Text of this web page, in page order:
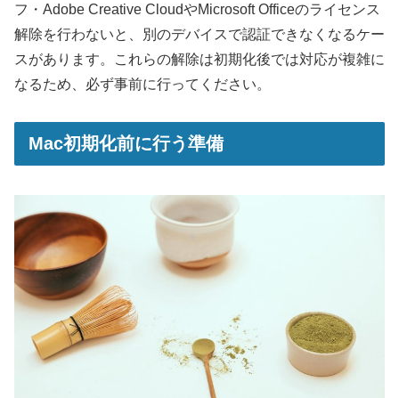
フ・Adobe Creative CloudやMicrosoft Officeのライセンス
解除を行わないと、別のデバイスで認証できなくなるケー
スがあります。これらの解除は初期化後では対応が複雑に
なるため、必ず事前に行ってください。
Mac初期化前に行う準備